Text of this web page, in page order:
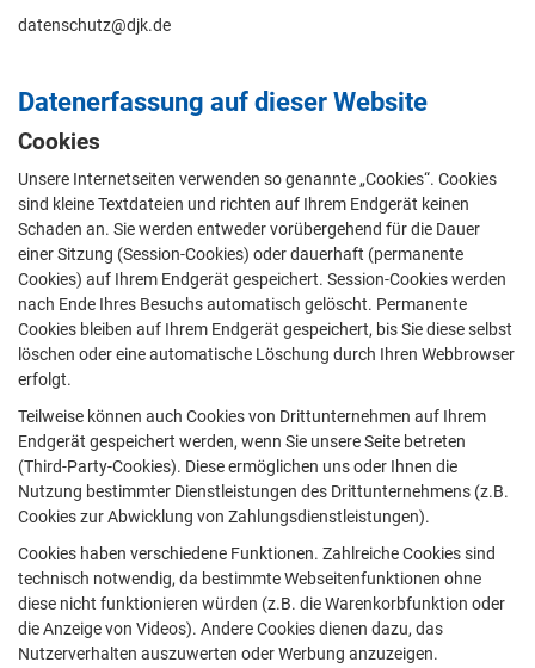
datenschutz@djk.de
Datenerfassung auf dieser Website
Cookies
Unsere Internetseiten verwenden so genannte „Cookies“. Cookies
sind kleine Textdateien und richten auf Ihrem Endgerät keinen
Schaden an. Sie werden entweder vorübergehend für die Dauer
einer Sitzung (Session-Cookies) oder dauerhaft (permanente
Cookies) auf Ihrem Endgerät gespeichert. Session-Cookies werden
nach Ende Ihres Besuchs automatisch gelöscht. Permanente
Cookies bleiben auf Ihrem Endgerät gespeichert, bis Sie diese selbst
löschen oder eine automatische Löschung durch Ihren Webbrowser
erfolgt.
Teilweise können auch Cookies von Drittunternehmen auf Ihrem
Endgerät gespeichert werden, wenn Sie unsere Seite betreten
(Third-Party-Cookies). Diese ermöglichen uns oder Ihnen die
Nutzung bestimmter Dienstleistungen des Drittunternehmens (z.B.
Cookies zur Abwicklung von Zahlungsdienstleistungen).
Cookies haben verschiedene Funktionen. Zahlreiche Cookies sind
technisch notwendig, da bestimmte Webseitenfunktionen ohne
diese nicht funktionieren würden (z.B. die Warenkorbfunktion oder
die Anzeige von Videos). Andere Cookies dienen dazu, das
Nutzerverhalten auszuwerten oder Werbung anzuzeigen.